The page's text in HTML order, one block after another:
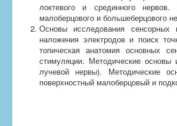
локтевого и срединного
малоберцового и большеберцового
Основы исследования
наложения электродов и поиск
топическая анатомия основных
стимуляции. Методические основы
лучевой нервы). Методические
поверхностный малоберцовый и